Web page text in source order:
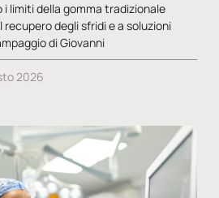
i limiti della gomma tradizionale
recupero degli sfridi e a soluzioni
di Giovanni
2026